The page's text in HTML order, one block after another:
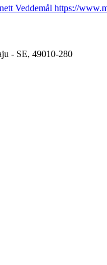
Veddemål https://
- SE, 49010-280